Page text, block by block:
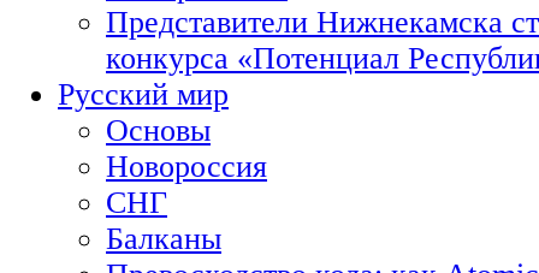
Представители Нижнекамска
конкурса «Потенциал
Русский мир
Основы
Новороссия
СНГ
Балканы